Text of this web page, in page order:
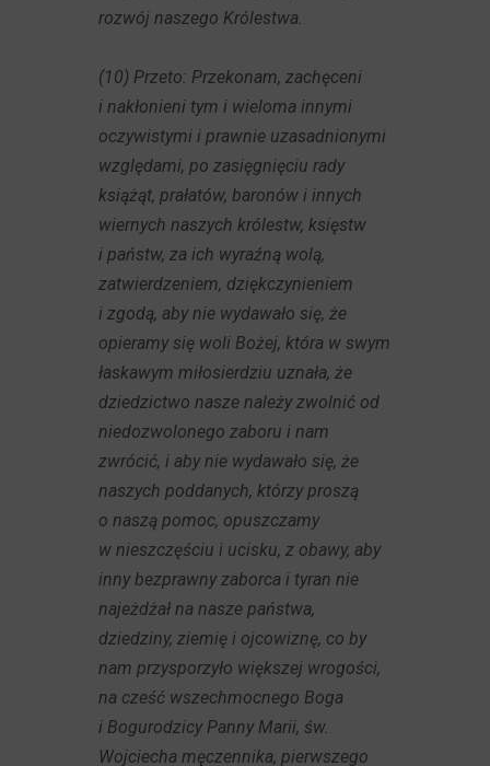
rozwój naszego Królestwa.
(10) Przeto: Przekonam, zachęceni
i nakłonieni tym i wieloma innymi
oczywistymi i prawnie uzasadnionymi
względami, po zasięgnięciu rady
książąt, prałatów, baronów i innych
wiernych naszych królestw, księstw
i państw, za ich wyraźną wolą,
zatwierdzeniem, dziękczynieniem
i zgodą, aby nie wydawało się, że
opieramy się woli Bożej, która w swym
łaskawym miłosierdziu uznała, że
dziedzictwo nasze należy zwolnić od
niedozwolonego zaboru i nam
zwrócić, i aby nie wydawało się, że
naszych poddanych, którzy proszą
o naszą pomoc, opuszczamy
w nieszczęściu i ucisku, z obawy, aby
inny bezprawny zaborca i tyran nie
najeżdżał na nasze państwa,
dziedziny, ziemię i ojcowiznę, co by
nam przysporzyło większej wrogości,
na cześć wszechmocnego Boga
i Bogurodzicy Panny Marii, św.
Wojciecha męczennika, pierwszego